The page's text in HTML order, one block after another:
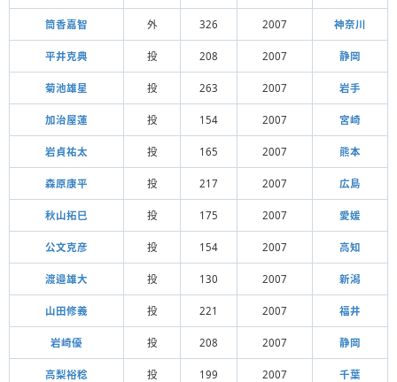
筒香嘉智 外 326 2007 神奈川
平井克典 投 208 2007 静岡
菊池雄星 投 263 2007 岩手
加治屋蓮 投 154 2007 宮崎
岩貞祐太 投 165 2007 熊本
森原康平 投 217 2007 広島
秋山拓巳 投 175 2007 愛媛
公文克彦 投 154 2007 高知
渡邉雄大 投 130 2007 新潟
山田修義 投 221 2007 福井
岩崎優 投 208 2007 静岡
高梨裕稔 投 199 2007 千葉